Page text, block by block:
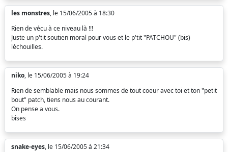
les monstres, le 15/06/2005 à 18:30
Rien de vécu à ce niveau là !!!
Juste un p'tit soutien moral pour vous et le p'tit "PATCHOU" (bis)
léchouilles.
niko, le 15/06/2005 à 19:24
Rien de semblable mais nous sommes de tout coeur avec toi et ton "petit
bout" patch, tiens nous au courant.
On pense a vous.
bises
snake-eyes, le 15/06/2005 à 21:34